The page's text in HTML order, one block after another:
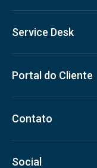
Service Desk
Portal do Cliente
Contato
Social